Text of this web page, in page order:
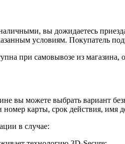
вы дожидаетесь
условиям. Покупатель
при самовывозе из магазина,
вы можете выбрать вариант
карты, срок действия, имя
в случае: